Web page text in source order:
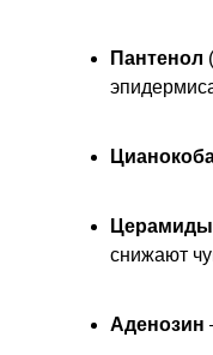
Пантенол
Церамиды
снижают
Аденозин